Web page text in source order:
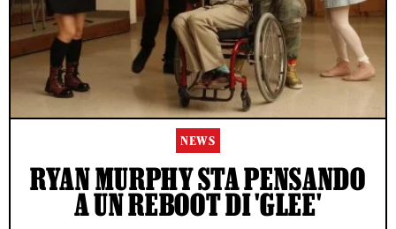
NEWS
RYAN MURPHY STA PENSANDO
A UN REBOOT DI 'GLEE'